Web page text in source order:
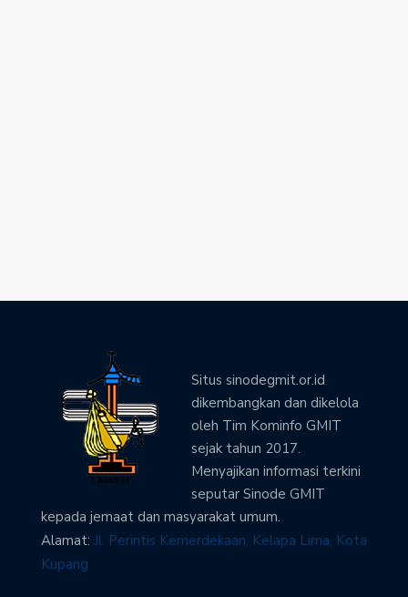
Situs sinodegmit.or.id
dikembangkan dan dikelola
oleh Tim Kominfo GMIT
sejak tahun 2017.
Menyajikan informasi terkini
seputar Sinode GMIT
kepada jemaat dan masyarakat umum.
Alamat: Jl. Perintis Kemerdekaan, Kelapa Lima, Kota
Kupang